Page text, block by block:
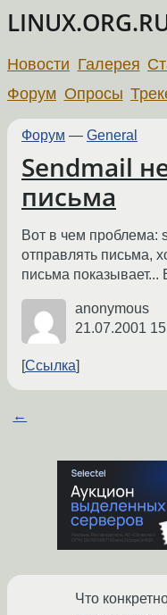
Новости Галерея
Форум Опросы
Форум — General
Sendmail
письма
Вот в чем проблема:
отправлять письма,
письма
anonymous
21.07.2001
Ссылка
←
Что